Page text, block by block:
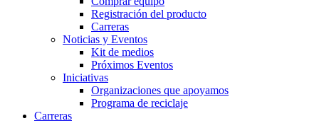
Registración del producto
Carreras
Noticias y Eventos
Kit de medios
Próximos Eventos
Iniciativas
Organizaciones que apoyamos
Programa de reciclaje
Carreras